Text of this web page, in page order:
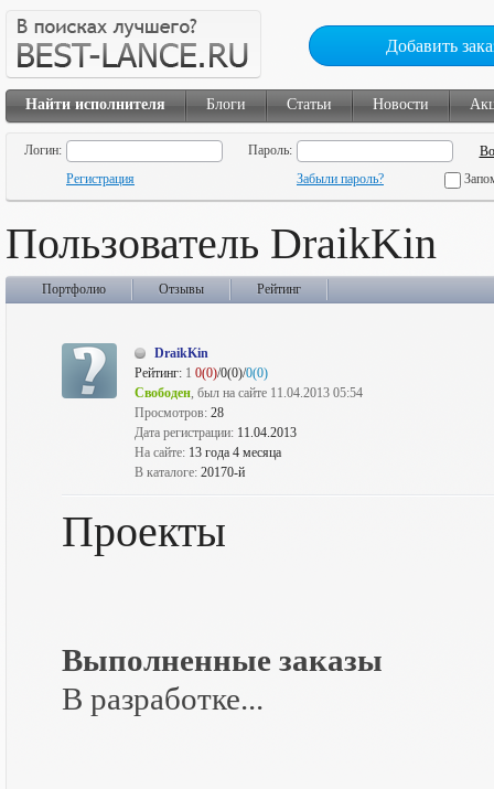
Добавить
Найти исполнителя Блоги Статьи Новости
Логин:
Пароль:
Регистрация
Забыли пароль?
Пользователь DraikKin
Портфолио Отзывы Рейтинг
DraikKin
Рейтинг: 1 0(0)/0(0)/0(0)
Свободен, был на сайте 11.04.2013 05:54
Просмотров: 28
Дата регистрации: 11.04.2013
На сайте: 13 года 4 месяца
В каталоге: 20170-й
Проекты
Выполненные заказы
В разработке...